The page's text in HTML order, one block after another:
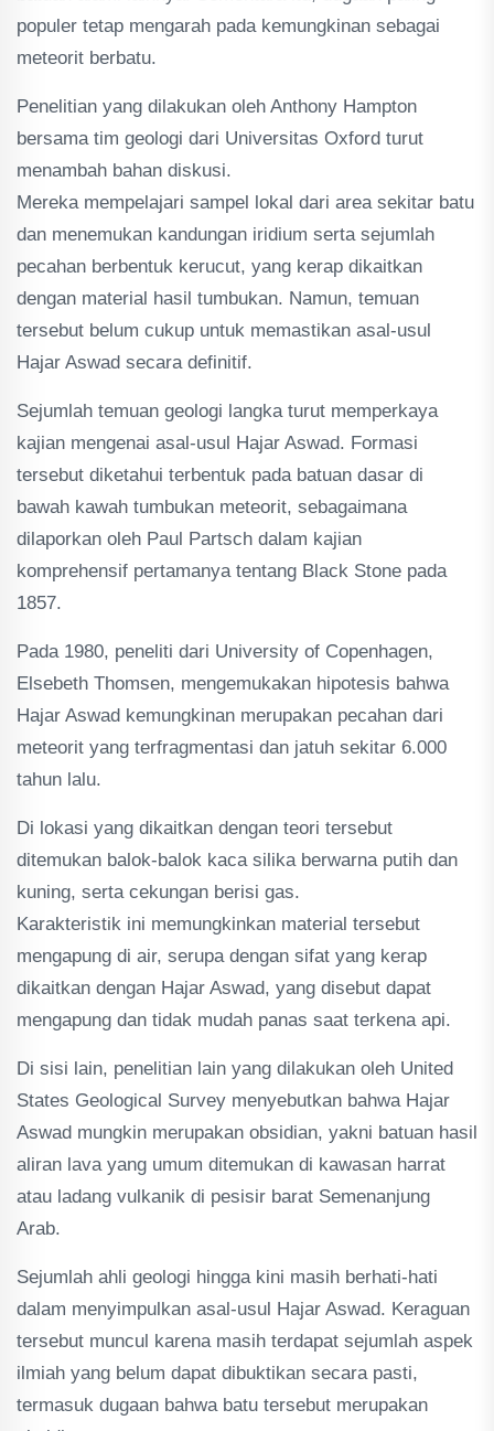
populer tetap mengarah pada kemungkinan sebagai
meteorit berbatu.
Penelitian yang dilakukan oleh Anthony Hampton
bersama tim geologi dari Universitas Oxford turut
menambah bahan diskusi.
Mereka mempelajari sampel lokal dari area sekitar batu
dan menemukan kandungan iridium serta sejumlah
pecahan berbentuk kerucut, yang kerap dikaitkan
dengan material hasil tumbukan. Namun, temuan
tersebut belum cukup untuk memastikan asal-usul
Hajar Aswad secara definitif.
Sejumlah temuan geologi langka turut memperkaya
kajian mengenai asal-usul Hajar Aswad. Formasi
tersebut diketahui terbentuk pada batuan dasar di
bawah kawah tumbukan meteorit, sebagaimana
dilaporkan oleh Paul Partsch dalam kajian
komprehensif pertamanya tentang Black Stone pada
1857.
Pada 1980, peneliti dari University of Copenhagen,
Elsebeth Thomsen, mengemukakan hipotesis bahwa
Hajar Aswad kemungkinan merupakan pecahan dari
meteorit yang terfragmentasi dan jatuh sekitar 6.000
tahun lalu.
Di lokasi yang dikaitkan dengan teori tersebut
ditemukan balok-balok kaca silika berwarna putih dan
kuning, serta cekungan berisi gas.
Karakteristik ini memungkinkan material tersebut
mengapung di air, serupa dengan sifat yang kerap
dikaitkan dengan Hajar Aswad, yang disebut dapat
mengapung dan tidak mudah panas saat terkena api.
Di sisi lain, penelitian lain yang dilakukan oleh United
States Geological Survey menyebutkan bahwa Hajar
Aswad mungkin merupakan obsidian, yakni batuan hasil
aliran lava yang umum ditemukan di kawasan harrat
atau ladang vulkanik di pesisir barat Semenanjung
Arab.
Sejumlah ahli geologi hingga kini masih berhati-hati
dalam menyimpulkan asal-usul Hajar Aswad. Keraguan
tersebut muncul karena masih terdapat sejumlah aspek
ilmiah yang belum dapat dibuktikan secara pasti,
termasuk dugaan bahwa batu tersebut merupakan